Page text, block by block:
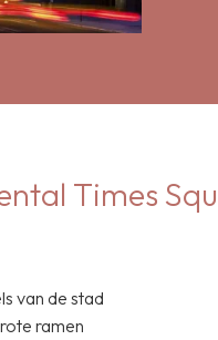
Times
van de stad
ramen